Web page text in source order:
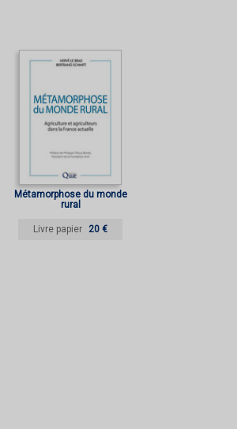
Métamorphose du monde
rural
Livre papier 20 €